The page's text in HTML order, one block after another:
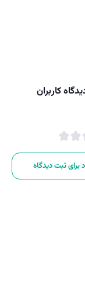
کاربران
برای ثبت دیدگاه